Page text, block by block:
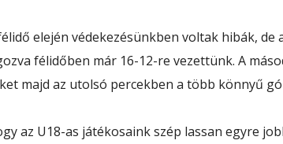
elején védekezésünkben voltak hibák, de
félidőben már 16-12-re vezettünk. A
majd az utolsó percekben a több könnyű
az U18-as játékosaink szép lassan egyre